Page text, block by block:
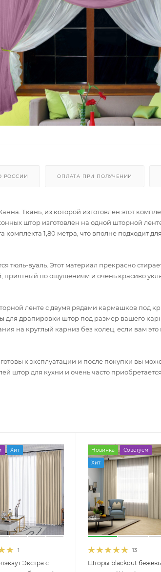
РОССИИ ОПЛАТА ПРИ ПОЛУЧЕНИИ
Ткань, из которой изготовлен этот
штор изготовлен на одной шторной
1,80 метра, что вполне подходит
тюль-вуаль. Этот материал прекрасно
приятный по ощущениям и очень красиво
ленте с двумя рядами кармашков под
для драпировки штор под размер вашего
на круглый карниз без колец, если вам
к эксплуатации и после покупки вы
штор для кухни и очень часто
Хит
1
Экстра с
Новинка
Советуем
Хит
13
Шторы blackout